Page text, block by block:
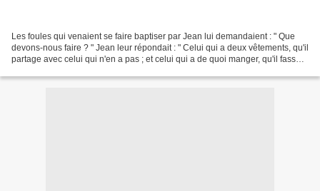
Les foules qui venaient se faire baptiser par Jean lui demandaient : " Que
devons-nous faire ? " Jean leur répondait : " Celui qui a deux vêtements, qu'il
partage avec celui qui n'en a pas ; et celui qui a de quoi manger, qu'il fasse